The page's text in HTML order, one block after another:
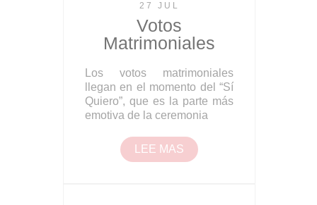
27 JUL
Votos
Matrimoniales
Los votos matrimoniales
llegan en el momento del “Sí
Quiero”, que es la parte más
emotiva de la ceremonia
LEE MAS